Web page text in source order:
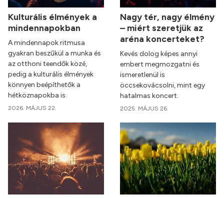
Kulturális élmények a
mindennapokban
A mindennapok ritmusa
gyakran beszűkül a munka és
az otthoni teendők közé,
pedig a kulturális élmények
könnyen beépíthetők a
hétköznapokba is.
2026. MÁJUS 22.
Nagy tér, nagy élmény
– miért szeretjük az
aréna koncerteket?
Kevés dolog képes annyi
embert megmozgatni és
ismeretlenül is
öccsekovácsolni, mint egy
hatalmas koncert.
2025. MÁJUS 26.